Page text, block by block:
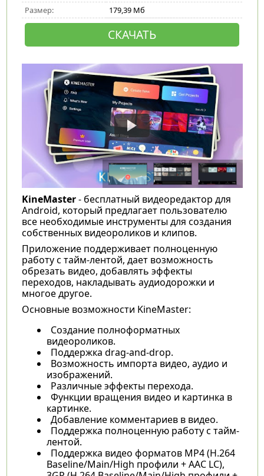
Размер: 179,39 Мб
СКАЧАТЬ
KineMaster- бесплатный видеоредактор для
Android, который предлагает пользователю
все необходимые инструменты для создания
собственных видеороликов и клипов.
Приложение поддерживает полноценную
работу с тайм-лентой, дает возможность
обрезать видео, добавлять эффекты
переходов, накладывать аудиодорожки и
многое другое.
Основные возможности KineMaster:
Создание полноформатных
видеороликов.
Поддержка drag-and-drop.
Возможность импорта видео, аудио и
изображений.
Различные эффекты перехода.
Функции вращения видео и картинка в
картинке.
Добавление комментариев в видео.
Поддержка полноценную работу с тайм-
лентой.
Поддержка видео форматов MP4 (H.264
Baseline/Main/High профили + AAC LC),